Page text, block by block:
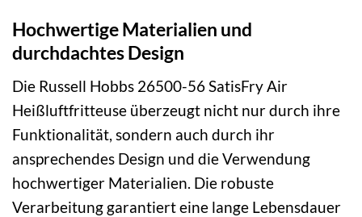
Hochwertige Materialien und
durchdachtes Design
Die Russell Hobbs 26500-56 SatisFry Air
Heißluftfritteuse überzeugt nicht nur durch ihre
Funktionalität, sondern auch durch ihr
ansprechendes Design und die Verwendung
hochwertiger Materialien. Die robuste
Verarbeitung garantiert eine lange Lebensdauer